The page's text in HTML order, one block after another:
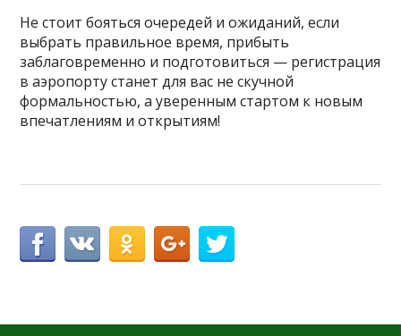
Не стоит бояться очередей и ожиданий, если
выбрать правильное время, прибыть
заблаговременно и подготовиться — регистрация
в аэропорту станет для вас не скучной
формальностью, а уверенным стартом к новым
впечатлениям и открытиям!